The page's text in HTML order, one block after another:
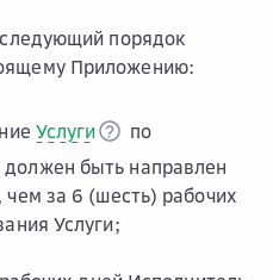
порядок
Приложению:
Услуги
по
быть направлен
за 6 (шесть) рабочих
Услуги;